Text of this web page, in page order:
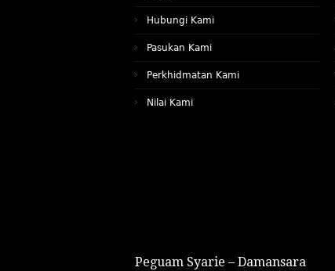
Hubungi Kami
Pasukan Kami
Perkhidmatan Kami
Nilai Kami
Peguam Syarie – Damansara